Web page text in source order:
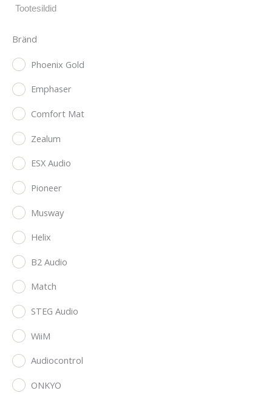
Bränd
Phoenix Gold
Emphaser
Comfort Mat
Zealum
ESX Audio
Pioneer
Musway
Helix
B2 Audio
Match
STEG Audio
WiiM
Audiocontrol
ONKYO